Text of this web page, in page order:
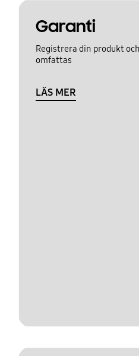
Garanti
Registrera din produkt
omfattas
LÄS MER